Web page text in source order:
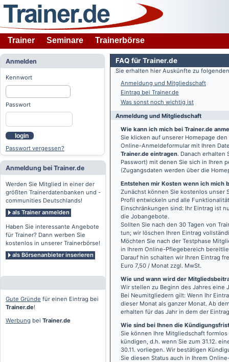
Trainer Seminare Trainerbörse
Anmelden
Kennwort
Passwort
login
Passwort vergessen?
Anmeldung bei Trainer.de
Werden Sie Mitglied in einer der
größten Trainerdatenbanken und -
communities Deutschlands!
als Trainer anmelden
Haben Sie interessante Angebote
für Trainer? Dann werben Sie
kostenlos in unserer Trainerbörse!
als Börsenanbieter inserieren
Gute Gründe für einen Eintrag bei
Trainer.de!
Werbung bei Trainer.de
FAQ für Trainer.de
Sie erhalten hier Auskünfte zu
Anmeldung und Mitgliedschaft
Eintrag bei Trainer.de
Was sonst noch wichtig ist
Anmeldung und Mitgliedschaft
Wie kann ich mich bei Trainer.de
Sie klicken auf unserer Homepage
Online-Anmeldeformular mit Ihren
Trainer.de eintragen. Danach erhalten
Passwort) mit denen Sie sich in Ihren
(Zugangsdaten werden über die
Entstehen mir Kosten wenn ich mich
Zunächst können Sie kostenlos unser
Profil entwickeln und alle
Einschränkungen sind: Ihr Eintrag ist
die Jobangebote.
Sollten Sie nach den 30 Tagen von
tun; wir löschen Ihren Eintrag
Möchten Sie nach der Testphase
in Ihrem Online-Pflegebereich
Darauf hin schalten wir Ihren Eintrag
Euro 7,50 / Monat zzgl. MwSt.
Wie und wann wird der
Wir stellen zu Beginn des Jahres eine
Bei Neumitgliedern gilt: Wenn Ihr
dieser Monat als ganzer Monat. Ab
erhalten für das Jahr in dem der
Wie sind bei Ihnen die
Sie können Ihre Mitgliedschaft
kündigen, d.h. wenn Sie zum 31.12.
30.11. vorliegen. Wir bestätigen
Sie diesen Status auch in Ihrem